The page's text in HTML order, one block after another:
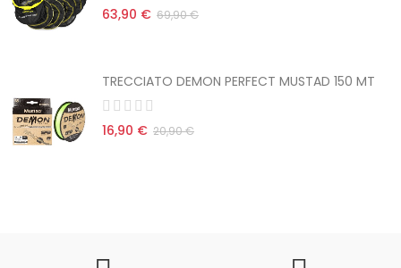
63,90 € 69,90 €
TRECCIATO DEMON PERFECT MUSTAD 150 MT
16,90 € 20,90 €